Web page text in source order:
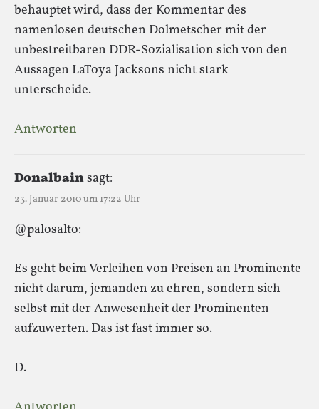
behauptet wird, dass der Kommentar des
namenlosen deutschen Dolmetscher mit der
unbestreitbaren DDR-Sozialisation sich von den
Aussagen LaToya Jacksons nicht stark
unterscheide.
Antworten
Donalbainsagt:
23. Januar 2010 um 17:22 Uhr
@palosalto:
Es geht beim Verleihen von Preisen an Prominente
nicht darum, jemanden zu ehren, sondern sich
selbst mit der Anwesenheit der Prominenten
aufzuwerten. Das ist fast immer so.
D.